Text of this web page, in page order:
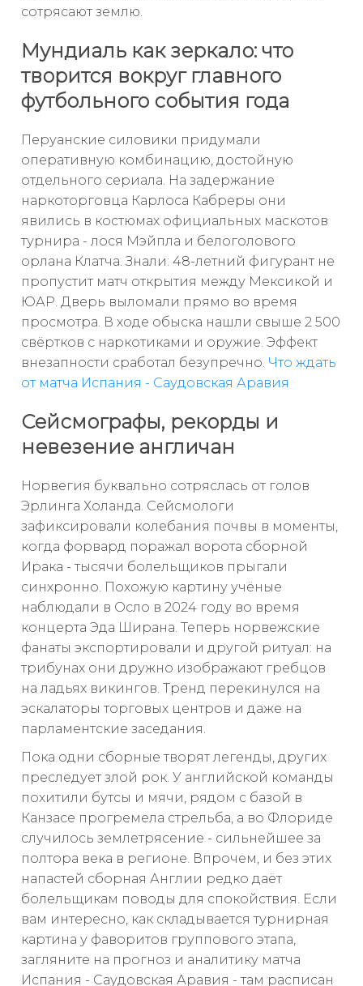
сотрясают землю.
Мундиаль как зеркало: что
творится вокруг главного
футбольного события года
Перуанские силовики придумали
оперативную комбинацию, достойную
отдельного сериала. На задержание
наркоторговца Карлоса Кабреры они
явились в костюмах официальных маскотов
турнира - лося Мэйпла и белоголового
орлана Клатча. Знали: 48-летний фигурант не
пропустит матч открытия между Мексикой и
ЮАР. Дверь выломали прямо во время
просмотра. В ходе обыска нашли свыше 2 500
свёртков с наркотиками и оружие. Эффект
внезапности сработал безупречно. Что ждать
от матча Испания - Саудовская Аравия
Сейсмографы, рекорды и
невезение англичан
Норвегия буквально сотряслась от голов
Эрлинга Холанда. Сейсмологи
зафиксировали колебания почвы в моменты,
когда форвард поражал ворота сборной
Ирака - тысячи болельщиков прыгали
синхронно. Похожую картину учёные
наблюдали в Осло в 2024 году во время
концерта Эда Ширана. Теперь норвежские
фанаты экспортировали и другой ритуал: на
трибунах они дружно изображают гребцов
на ладьях викингов. Тренд перекинулся на
эскалаторы торговых центров и даже на
парламентские заседания.
Пока одни сборные творят легенды, других
преследует злой рок. У английской команды
похитили бутсы и мячи, рядом с базой в
Канзасе прогремела стрельба, а во Флориде
случилось землетрясение - сильнейшее за
полтора века в регионе. Впрочем, и без этих
напастей сборная Англии редко даёт
болельщикам поводы для спокойствия. Если
вам интересно, как складывается турнирная
картина у фаворитов группового этапа,
загляните на прогноз и аналитику матча
Испания - Саудовская Аравия - там расписан